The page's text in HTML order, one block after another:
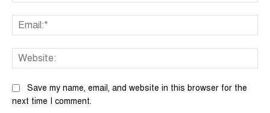
Save my name, email, and website in this browser for the
next time I comment.